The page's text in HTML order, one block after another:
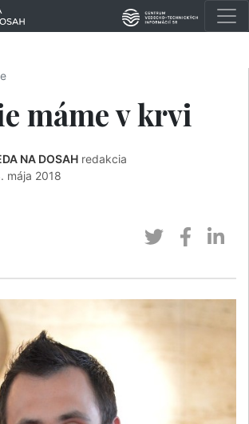
máme v krvi
NA DOSAH redakcia
mája 2018